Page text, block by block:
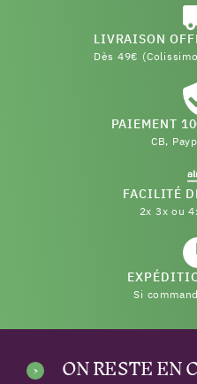
LIVRAISON
Dès 49€
PAIEMENT
CB,
FACILITÉ
2x 3x ou
Si
ON RESTE EN